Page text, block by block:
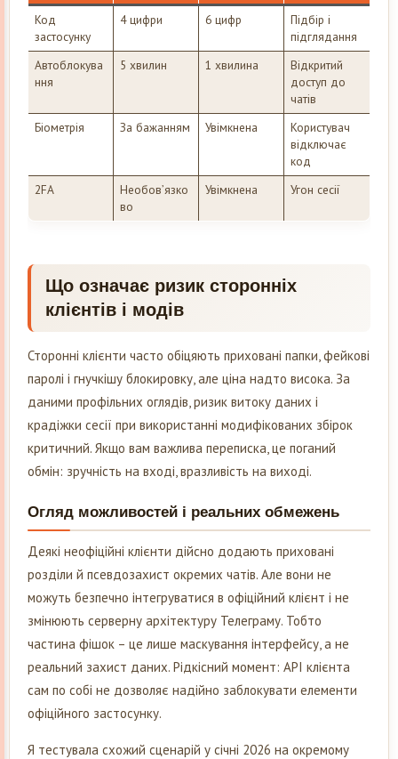
Код
застосунку
4 цифри 6 цифр
Підбір і
підглядання
Автоблокува
ння
5 хвилин 1 хвилина
Відкритий
доступ до
чатів
Біометрія
За бажанням Увімкнена
Користувач
відключає
код
2FA
Необовʼязко
во
Увімкнена Угон сесії
Що означає ризик сторонніх
клієнтів і модів
Сторонні клієнти часто обіцяють приховані папки, фейкові
паролі і гнучкішу блокировку, але ціна надто висока. За
даними профільних оглядів, ризик витоку даних і
крадіжки сесії при використанні модифікованих збірок
критичний. Якщо вам важлива переписка, це поганий
обмін: зручність на вході, вразливість на виході.
Огляд можливостей і реальних обмежень
Деякі неофіційні клієнти дійсно додають приховані
розділи й псевдозахист окремих чатів. Але вони не
можуть безпечно інтегруватися в офіційний клієнт і не
змінюють серверну архітектуру Телеграму. Тобто
частина фішок – це лише маскування інтерфейсу, а не
реальний захист даних. Рідкісний момент: API клієнта
сам по собі не дозволяє надійно заблокувати елементи
офіційного застосунку.
Я тестувала схожий сценарій у січні 2026 на окремому